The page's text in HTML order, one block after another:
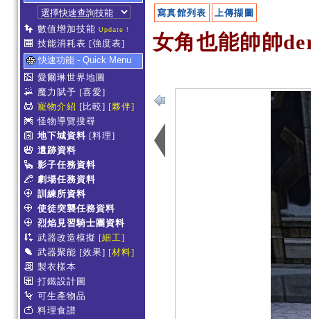
數值增加技能 Update !
技能消耗表 [強度表]
快速功能 - Quick Menu
愛爾琳世界地圖
魔力賦予 [喜愛]
寵物介紹 [比較] [夥伴]
怪物導覽搜尋
地下城資料 [料理]
遺跡資料
影子任務資料
劇場任務資料
訓練所資料
使徒突襲任務資料
烈焰見習騎士團資料
武器改造模擬 [細工]
武器聚能 [效果] [材料]
製衣樣本
打鐵設計圖
可生產物品
料理食譜
寫真館列表 上傳擷圖
女角也能帥帥